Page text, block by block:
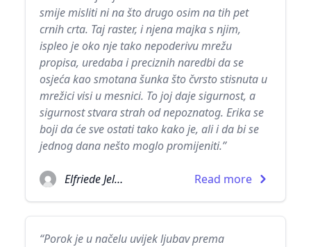
smije misliti ni na što drugo osim na tih pet
crnih crta. Taj raster, i njena majka s njim,
ispleo je oko nje tako nepoderivu mrežu
propisa, uredaba i preciznih naredbi da se
osjeća kao smotana šunka što čvrsto stisnuta u
mrežici visi u mesnici. To joj daje sigurnost, a
sigurnost stvara strah od nepoznatog. Erika se
boji da će sve ostati tako kako je, ali i da bi se
jednog dana nešto moglo promijeniti.”
Elfriede Jelinek Read more
“Porok je u načelu uvijek ljubav prema